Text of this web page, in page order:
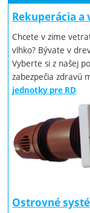
Rekuperácia a
Chcete v zime
vlhko? Bývate v
Vyberte si z našej
zabezpečia zdravú
jednotky pre RD
Ostrovné